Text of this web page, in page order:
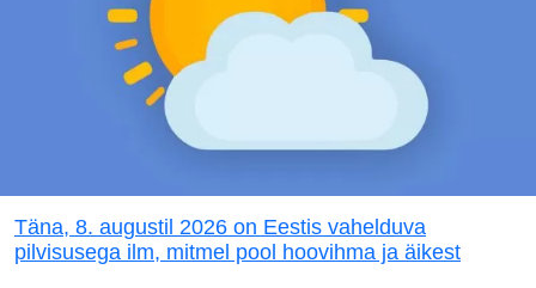
Täna, 8. augustil 2026 on Eestis vahelduva
pilvisusega ilm, mitmel pool hoovihma ja äikest